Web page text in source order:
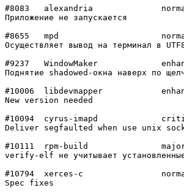
#8083	alexandria      	normal  	-
Приложение не запускается
#8655	mpd             	normal  	-
Осуществляет вывод на терминал в
#9237	WindowMaker     	enhancement	-
Поднятие shadowed-окна наверх по
#10006	libdevmapper    	enhancement	-
New version needed
#10094	cyrus-imapd     	critical	-
Deliver segfaulted when use unix
#10111	rpm-build       	major   	-
verify-elf не учитывает
#10794	xerces-c        	normal  	-
Spec fixes